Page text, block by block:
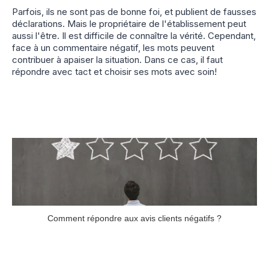
Parfois, ils ne sont pas de bonne foi, et publient de fausses
déclarations. Mais le propriétaire de l'établissement peut
aussi l'être. Il est difficile de connaître la vérité. Cependant,
face à un commentaire négatif, les mots peuvent
contribuer à apaiser la situation. Dans ce cas, il faut
répondre avec tact et choisir ses mots avec soin!
Comment répondre aux avis clients négatifs ?